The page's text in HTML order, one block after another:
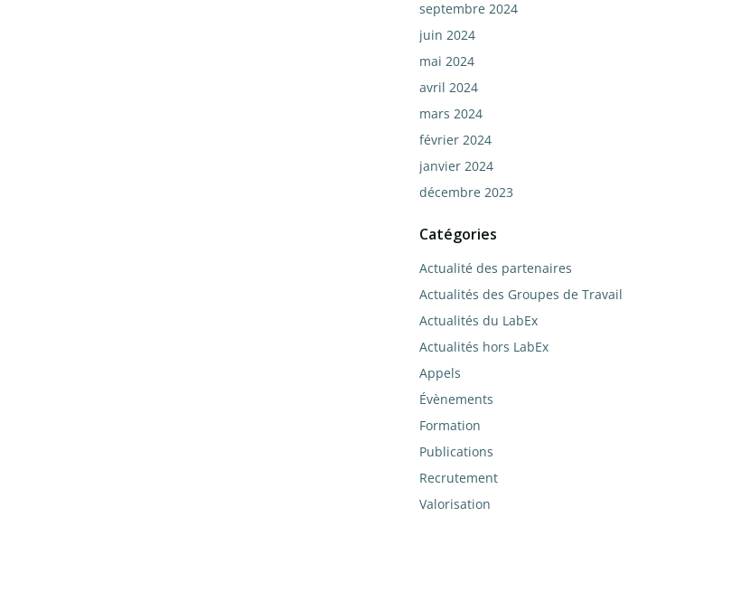
septembre 2024
juin 2024
mai 2024
avril 2024
mars 2024
février 2024
janvier 2024
décembre 2023
Catégories
Actualité des partenaires
Actualités des Groupes de Travail
Actualités du LabEx
Actualités hors LabEx
Appels
Évènements
Formation
Publications
Recrutement
Valorisation